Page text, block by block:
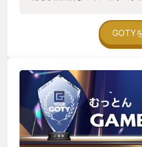
ャラクタービルドや衣装など、
だけのVで遊べるのも良いです
を遊んでいますが、 まだ遊べる
GOTY